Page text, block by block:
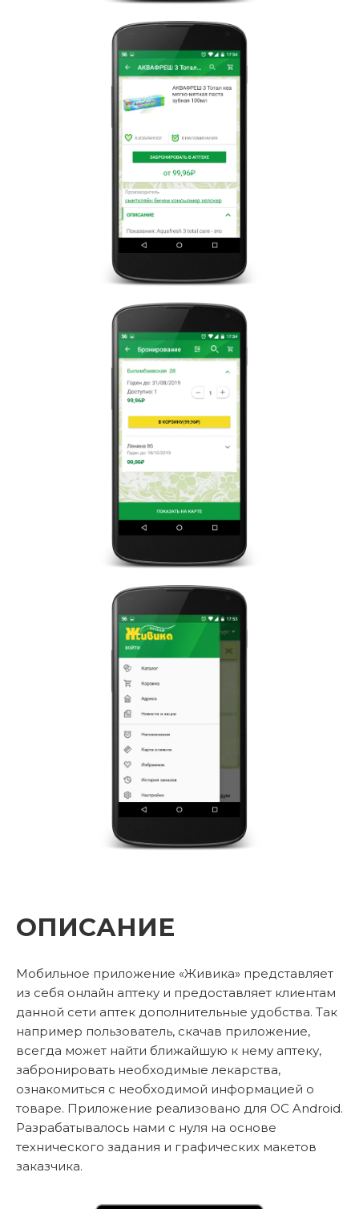
ОПИСАНИЕ
Мобильное приложение «Живика» представляет
из себя онлайн аптеку и предоставляет клиентам
данной сети аптек дополнительные удобства. Так
например пользователь, скачав приложение,
всегда может найти ближайшую к нему аптеку,
забронировать необходимые лекарства,
ознакомиться с необходимой информацией о
товаре. Приложение реализовано для ОС Android.
Разрабатывалось нами с нуля на основе
технического задания и графических макетов
заказчика.